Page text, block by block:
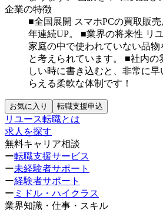
企業の特徴
■全国展開 スマホPCの買取販
年連続UP。
■業界の将来性 リ
家庭の中で使われていない品
と考えられています。
■社内の
しい時に書き込むと、非常に
らえる柔軟な体制です！
お気に入り 転職支援申込
リユース転職とは
求人を探す
無料キャリア相談
ー転職支援サービス
ー未経験者サポート
ー経験者サポート
ー ミドル・ハイクラス
業界知識・仕事・スキル